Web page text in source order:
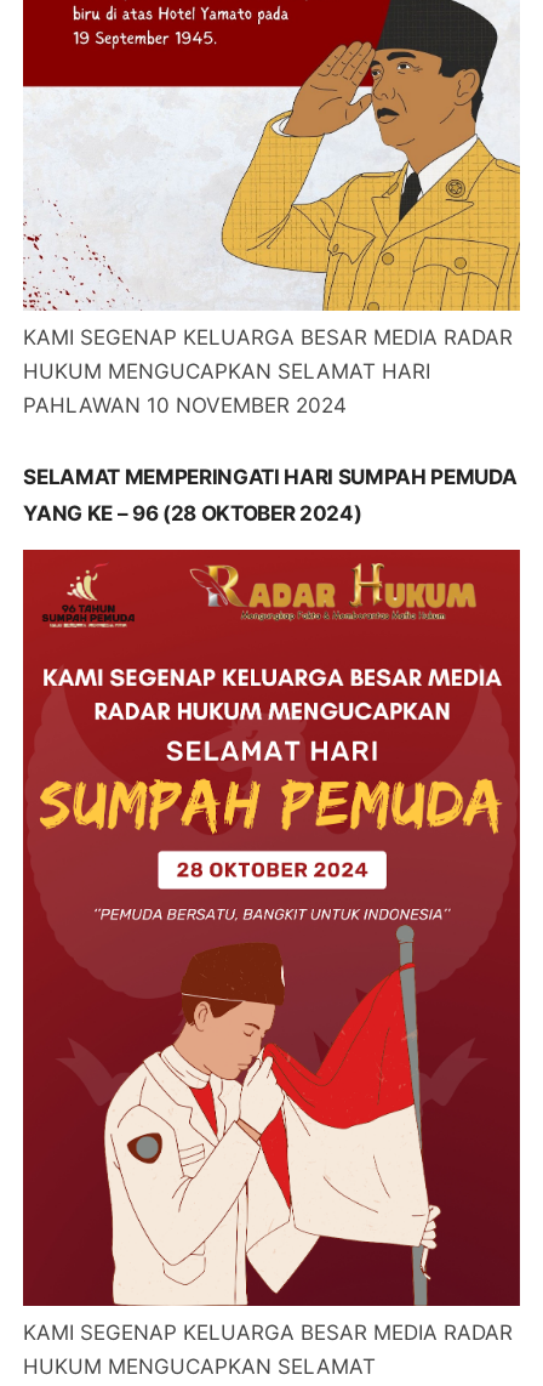
KAMI SEGENAP KELUARGA BESAR MEDIA RADAR
HUKUM MENGUCAPKAN SELAMAT HARI
PAHLAWAN 10 NOVEMBER 2024
SELAMAT MEMPERINGATI HARI SUMPAH PEMUDA
YANG KE – 96 (28 OKTOBER 2024)
KAMI SEGENAP KELUARGA BESAR MEDIA RADAR
HUKUM MENGUCAPKAN SELAMAT